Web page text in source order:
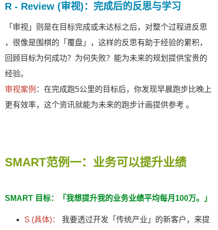
R - Review (审视)：完成后的反思与学习
「审视」则是在目标完成或未达标之后，对整个过程进反思
，很像是围棋的「覆盘」，这样的反思有助于经验的累积，
回顾目标为何成功？为何失败？能为未来的规划提供宝贵的
经验。
审视案例 ：在完成跑5公里的目标后，你发现早晨跑步比晚上
更有效率，这个资讯就能为未来的跑步计画提供参考 。
SMART范例一：业务可以提升业绩
SMART 目标：「我想提升我的业务业绩平均每月100万。」
S (具体)：
我要透过开发「传统产业」的新客户，来提